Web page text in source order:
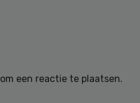
om een reactie te plaatsen.